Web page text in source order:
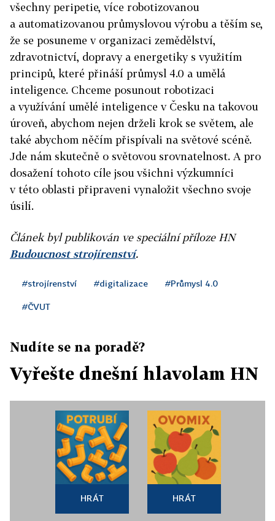
všechny peripetie, více robotizovanou
a automatizovanou průmyslovou výrobu a těším se,
že se posuneme v organizaci zemědělství,
zdravotnictví, dopravy a energetiky s využitím
principů, které přináší průmysl 4.0 a umělá
inteligence. Chceme posunout robotizaci
a využívání umělé inteligence v Česku na takovou
úroveň, abychom nejen drželi krok se světem, ale
také abychom něčím přispívali na světové scéně.
Jde nám skutečně o světovou srovnatelnost. A pro
dosažení tohoto cíle jsou všichni výzkumníci
v této oblasti připraveni vynaložit všechno svoje
úsilí.
Článek byl publikován ve speciální příloze HN
Budoucnost strojírenství.
#strojírenství #digitalizace #Průmysl 4.0
#ČVUT
Nudíte se na poradě?
Vyřešte dnešní hlavolam HN
HRÁT HRÁT